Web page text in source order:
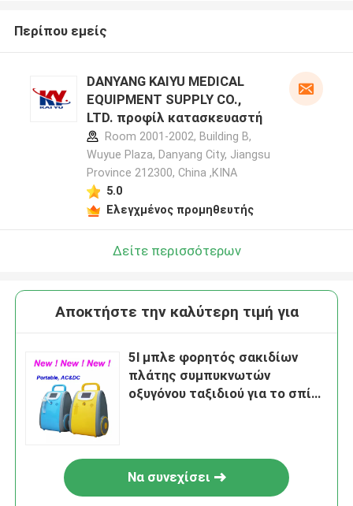
Περίπου εμείς
DANYANG KAIYU MEDICAL
EQUIPMENT SUPPLY CO.,
LTD. προφίλ κατασκευαστή
Room 2001-2002, Building B,
Wuyue Plaza, Danyang City, Jiangsu
Province 212300, China ,ΚΙΝΑ
5.0
Ελεγχμένος προμηθευτής
Δείτε περισσότερων
Αποκτήστε την καλύτερη τιμή για
5l μπλε φορητός σακιδίων
πλάτης συμπυκνωτών
οξυγόνου ταξιδιού για το σπίτι
Να συνεχίσει